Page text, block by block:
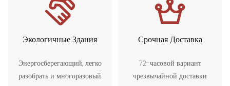
Экологичные Здания
Энергосберегающий, легко
разобрать и многоразовый
Срочная Доставка
72-часовой вариант
чрезвычайной доставки